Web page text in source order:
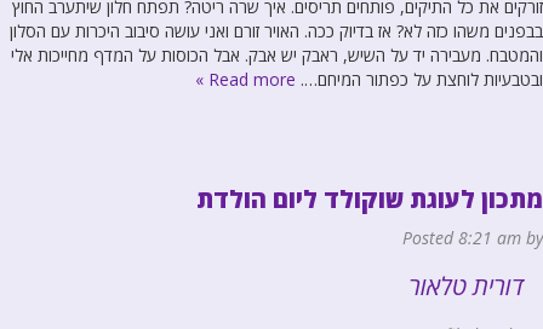
זורקים את כל התיקים, פותחים תריסים. איך שרה ריטה? תפתח חלון שיתערב החוץ
בבפנים משהו כזה לא? אז בדיוק ככה. האויר זורם ואני עושה סיבוב היכרות עם הסלון
והמטבח. מעבירה יד על השיש, ראבק יש אבק. אבל הכוסות על המדף מחייכות אלי
ובטבעיות לוחצת על כפתור המיחם…. Read more »
מתכון לעוגת שוקולד ליום הולדת
Posted8:21 am by
דורית טלאור